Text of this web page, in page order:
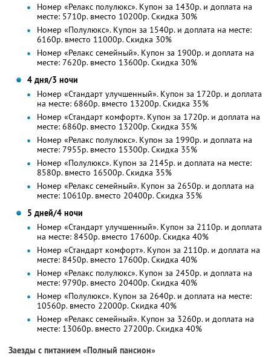
Номер «Релакс полулюкс». Купон за 1430р. и доплата на
месте: 5710р. вместо 10200р. Скидка 30%
Номер «Полулюкс». Купон за 1540р. и доплата на месте:
6160р. вместо 11000р. Скидка 30%
Номер «Релакс семейный». Купон за 1900р. и доплата на
месте: 7620р. вместо 13600р. Скидка 30%
4 дня/3 ночи
Номер «Стандарт улучшенный». Купон за 1720р. и доплата
на месте: 6860р. вместо 13200р. Скидка 35%
Номер «Стандарт комфорт». Купон за 1720р. и доплата на
месте: 6860р. вместо 13200р. Скидка 35%
Номер «Релакс полулюкс». Купон за 1990р. и доплата на
месте: 7955р. вместо 15300р. Скидка 35%
Номер «Полулюкс». Купон за 2145р. и доплата на месте:
8580р. вместо 16500р. Скидка 35%
Номер «Релакс семейный». Купон за 2650р. и доплата на
месте: 10610р. вместо 20400р. Скидка 35%
5 дней/4 ночи
Номер «Стандарт улучшенный». Купон за 2110р. и доплата
на месте: 8450р. вместо 17600р. Скидка 40%
Номер «Стандарт комфорт». Купон за 2110р. и доплата на
месте: 8450р. вместо 17600р. Скидка 40%
Номер «Релакс полулюкс». Купон за 2450р. и доплата на
месте: 9790р. вместо 20400р. Скидка 40%
Номер «Полулюкс». Купон за 2640р. и доплата на месте:
10560р. вместо 22000р. Скидка 40%
Номер «Релакс семейный». Купон за 3260р. и доплата на
месте: 13060р. вместо 27200р. Скидка 40%
Заезды с питанием «Полный пансион»